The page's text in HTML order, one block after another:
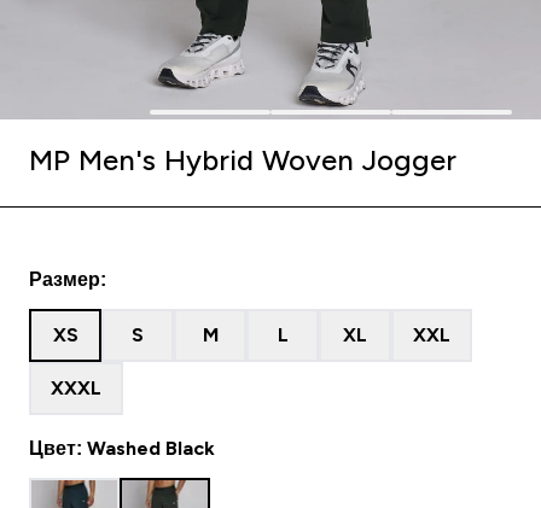
MP Men's Hybrid Woven Jogger
Размер:
XS S M L XL XXL
XXXL
Цвет: Washed Black